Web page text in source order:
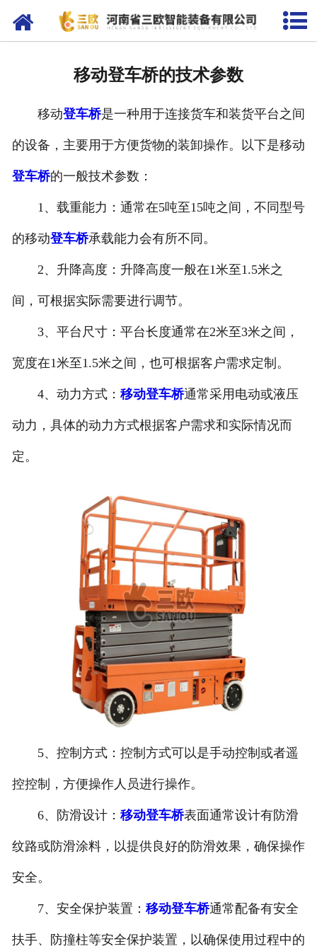
网站首页
在线留言
移动登车桥的技术参数
移动登车桥是一种用于连接货车和装货平台之间
的设备，主要用于方便货物的装卸操作。以下是移动
登车桥的一般技术参数：
1、载重能力：通常在5吨至15吨之间，不同型号
的移动登车桥承载能力会有所不同。
2、升降高度：升降高度一般在1米至1.5米之
间，可根据实际需要进行调节。
3、平台尺寸：平台长度通常在2米至3米之间，
宽度在1米至1.5米之间，也可根据客户需求定制。
4、动力方式： 移动登车桥通常采用电动或液压
动力，具体的动力方式根据客户需求和实际情况而
定。
5、控制方式：控制方式可以是手动控制或者遥
控控制，方便操作人员进行操作。
6、防滑设计： 移动登车桥表面通常设计有防滑
纹路或防滑涂料，以提供良好的防滑效果，确保操作
安全。
7、安全保护装置： 移动登车桥通常配备有安全
扶手、防撞柱等安全保护装置，以确保使用过程中的